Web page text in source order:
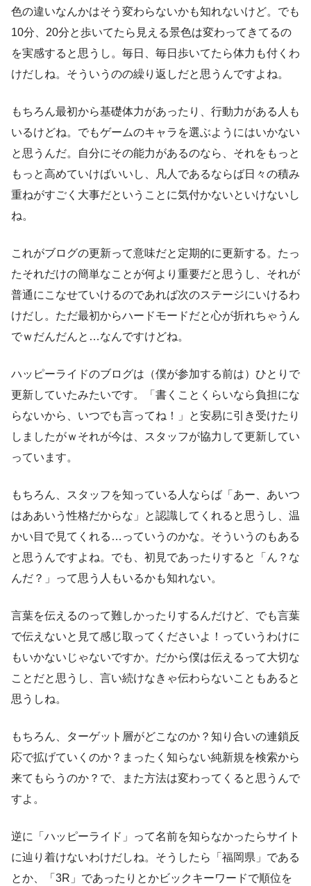
色の違いなんかはそう変わらないかも知れないけど。でも
10分、20分と歩いてたら見える景色は変わってきてるの
を実感すると思うし。毎日、毎日歩いてたら体力も付くわ
けだしね。そういうのの繰り返しだと思うんですよね。
もちろん最初から基礎体力があったり、行動力がある人も
いるけどね。でもゲームのキャラを選ぶようにはいかない
と思うんだ。自分にその能力があるのなら、それをもっと
もっと高めていけばいいし、凡人であるならば日々の積み
重ねがすごく大事だということに気付かないといけないし
ね。
これがブログの更新って意味だと定期的に更新する。たっ
たそれだけの簡単なことが何より重要だと思うし、それが
普通にこなせていけるのであれば次のステージにいけるわ
けだし。ただ最初からハードモードだと心が折れちゃうん
でｗだんだんと…なんですけどね。
ハッピーライドのブログは（僕が参加する前は）ひとりで
更新していたみたいです。「書くことくらいなら負担にな
らないから、いつでも言ってね！」と安易に引き受けたり
しましたがｗそれが今は、スタッフが協力して更新してい
っています。
もちろん、スタッフを知っている人ならば「あー、あいつ
はああいう性格だからな」と認識してくれると思うし、温
かい目で見てくれる…っていうのかな。そういうのもある
と思うんですよね。でも、初見であったりすると「ん？な
んだ？」って思う人もいるかも知れない。
言葉を伝えるのって難しかったりするんだけど、でも言葉
で伝えないと見て感じ取ってくださいよ！っていうわけに
もいかないじゃないですか。だから僕は伝えるって大切な
ことだと思うし、言い続けなきゃ伝わらないこともあると
思うしね。
もちろん、ターゲット層がどこなのか？知り合いの連鎖反
応で拡げていくのか？まったく知らない純新規を検索から
来てもらうのか？で、また方法は変わってくると思うんで
すよ。
逆に「ハッピーライド」って名前を知らなかったらサイト
に辿り着けないわけだしね。そうしたら「福岡県」である
とか、「3R」であったりとかビックキーワードで順位を